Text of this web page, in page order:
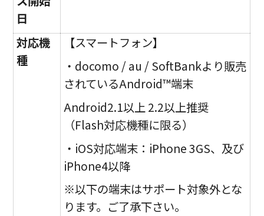
日
対応機
種
【スマートフォン】
・docomo / au / SoftBankより販売
されているAndroid™端末
Android2.1以上 2.2以上推奨
（Flash対応機種に限る）
・iOS対応端末：iPhone 3GS、及び
iPhone4以降
※以下の端末はサポート対象外とな
ります。ご了承下さい。